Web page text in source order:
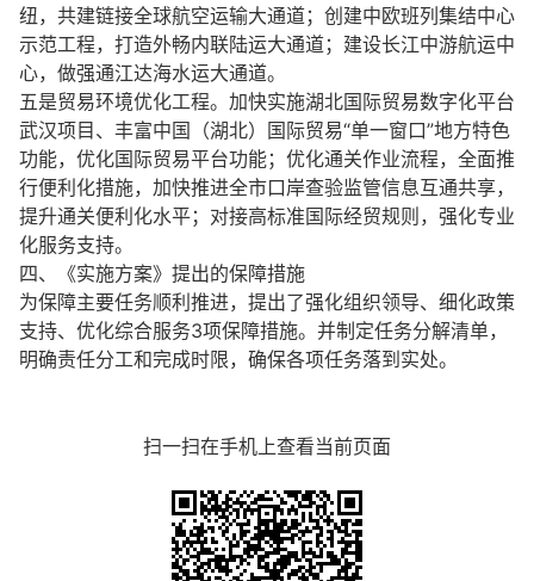
纽，共建链接全球航空运输大通道；创建中欧班列集结中心
示范工程，打造外畅内联陆运大通道；建设长江中游航运中
心，做强通江达海水运大通道。
五是贸易环境优化工程。加快实施湖北国际贸易数字化平台
武汉项目、丰富中国（湖北）国际贸易“单一窗口”地方特色
功能，优化国际贸易平台功能；优化通关作业流程，全面推
行便利化措施，加快推进全市口岸查验监管信息互通共享，
提升通关便利化水平；对接高标准国际经贸规则，强化专业
化服务支持。
四、《实施方案》提出的保障措施
为保障主要任务顺利推进，提出了强化组织领导、细化政策
支持、优化综合服务3项保障措施。并制定任务分解清单，
明确责任分工和完成时限，确保各项任务落到实处。
扫一扫在手机上查看当前页面